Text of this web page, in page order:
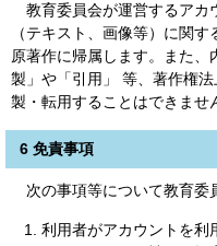
教育委員会が運営するアカ
（テキスト、画像等）に関
原著作に帰属します。また
製」や「引用」 等、著作権
製・転用することはできませ
6 免責事項
次の事項等について教育委
利用者がアカウントを利